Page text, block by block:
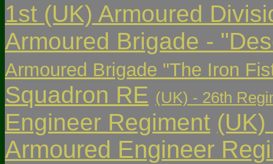
1st (UK) Armoured
Armoured Brigade -
Armoured Brigade "The Iron
Squadron RE (UK) - 26th
Engineer Regiment
Armoured Engineer